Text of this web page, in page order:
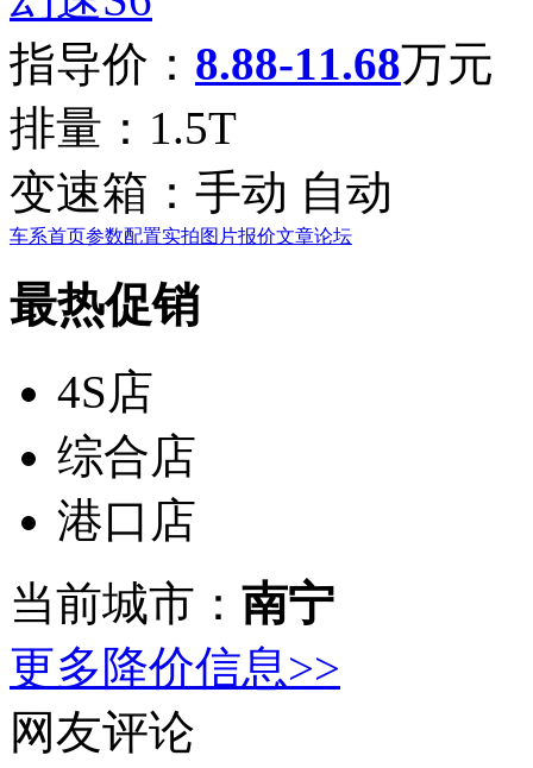
指导价： 8.88-11.68万元
排量： 1.5T
变速箱： 手动 自动
车系首页参数配置实拍图片报价文章论坛
最热促销
4S店
综合店
港口店
当前城市： 南宁
更多降价信息>>
网友评论